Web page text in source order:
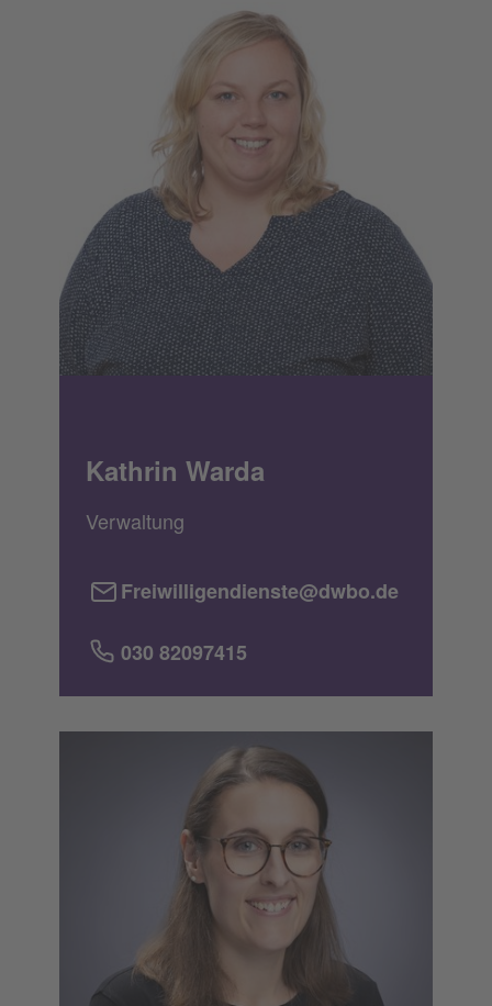
Kathrin Warda
Verwaltung
Freiwilligendienste@dwbo.de
030 82097415